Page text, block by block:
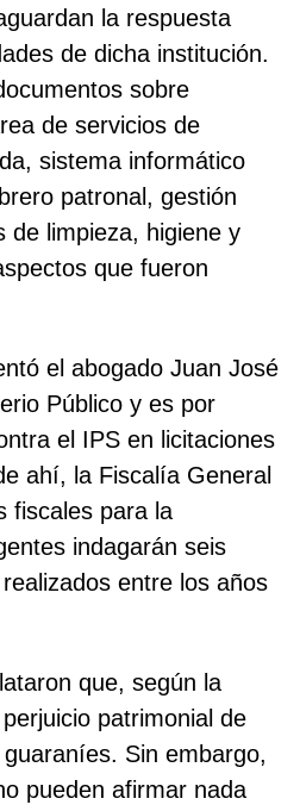
la respuesta
de dicha institución.
sobre
de servicios de
sistema informático
patronal, gestión
de limpieza, higiene y
que fueron
el abogado Juan José
Público y es por
el IPS en licitaciones
ahí, la Fiscalía General
fiscales para la
indagarán seis
realizados entre los años
que, según la
patrimonial de
Sin embargo,
pueden afirmar nada